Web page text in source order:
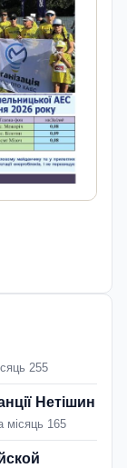
255
Нетішин
місяць 165